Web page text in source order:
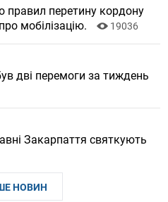
правил перетину кордону
мобілізацію.
19036
дві перемоги за тиждень
Закарпаття святкують
НОВИН